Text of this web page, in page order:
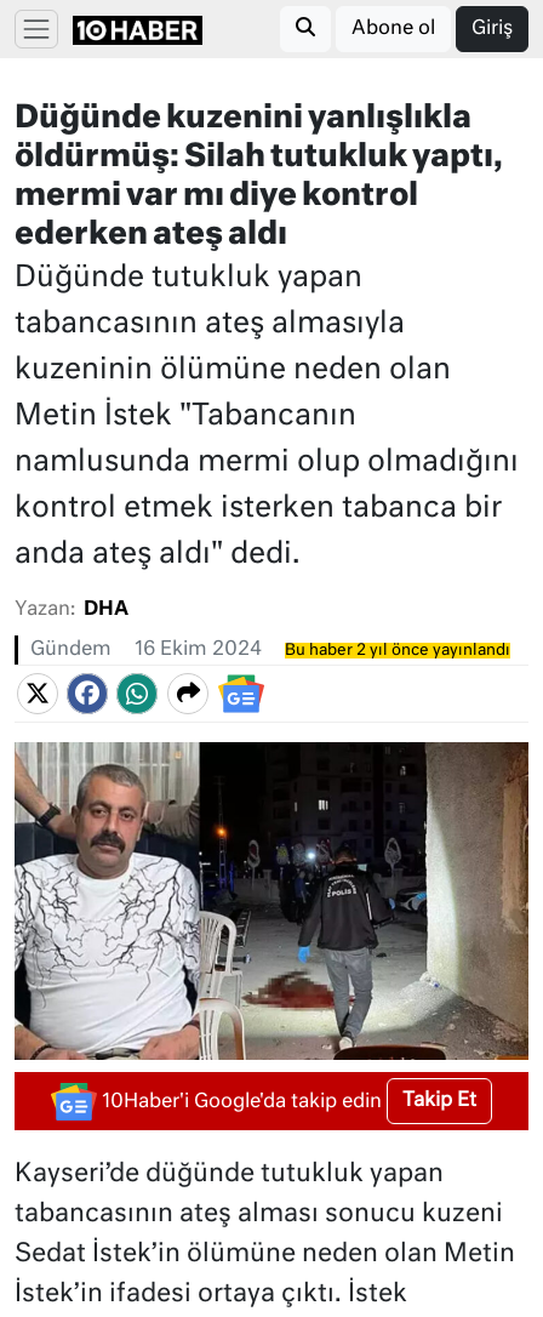
Abone ol Giriş
Düğünde kuzenini yanlışlıkla
öldürmüş: Silah tutukluk yaptı,
mermi var mı diye kontrol
ederken ateş aldı
Düğünde tutukluk yapan
tabancasının ateş almasıyla
kuzeninin ölümüne neden olan
Metin İstek "Tabancanın
namlusunda mermi olup olmadığını
kontrol etmek isterken tabanca bir
anda ateş aldı" dedi.
Yazan: DHA
Gündem 16 Ekim 2024 Bu haber 2 yıl önce yayınlandı
10Haber'i Google'da takip edin Takip Et
Kayseri’de düğünde tutukluk yapan
tabancasının ateş alması sonucu kuzeni
Sedat İstek’in ölümüne neden olan Metin
İstek’in ifadesi ortaya çıktı. İstek